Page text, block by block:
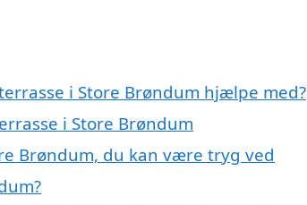
i Store Brøndum hjælpe med?
i Store Brøndum
Brøndum, du kan være tryg ved